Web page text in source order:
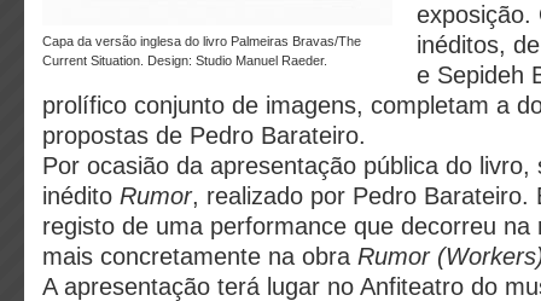
Capa da versão inglesa do livro Palmeiras Bravas/The
Current Situation. Design: Studio Manuel Raeder.
exposição.
inéditos,
e Sepideh
prolífico conjunto de imagens, completam a
propostas de Pedro Barateiro.
Por ocasião da apresentação pública do
inédito Rumor, realizado por Pedro Barateiro.
registo de uma performance que decorreu
mais concretamente na obra Rumor
A apresentação terá lugar no Anfiteatro do